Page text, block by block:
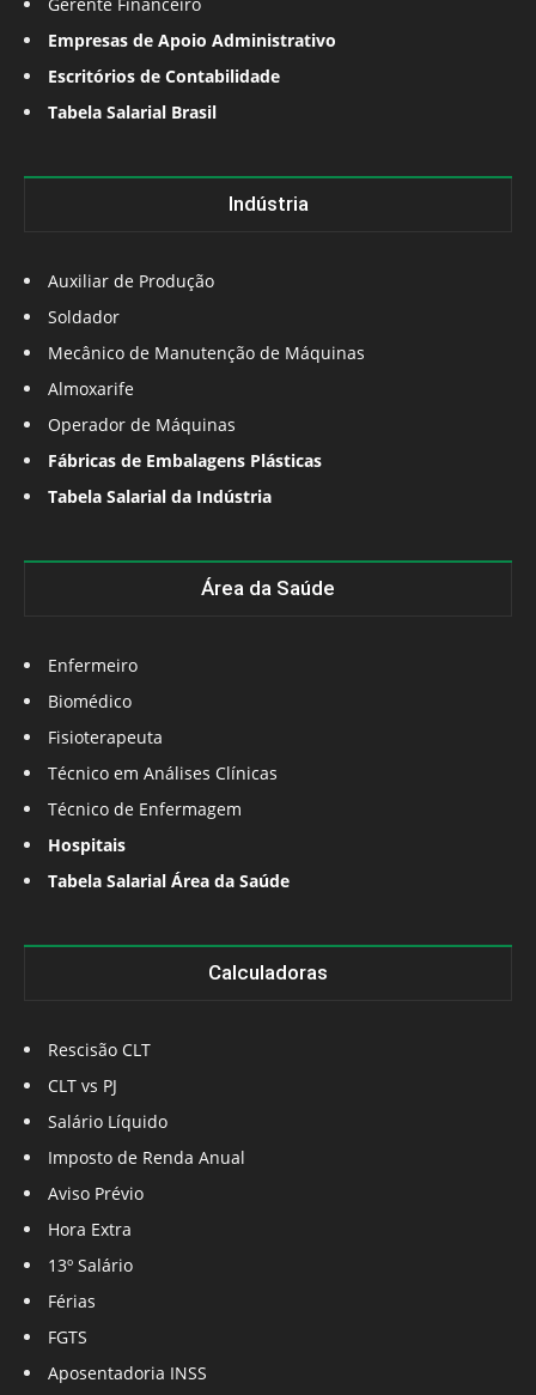
Gerente Financeiro
Empresas de Apoio Administrativo
Escritórios de Contabilidade
Tabela Salarial Brasil
Indústria
Auxiliar de Produção
Soldador
Mecânico de Manutenção de Máquinas
Almoxarife
Operador de Máquinas
Fábricas de Embalagens Plásticas
Tabela Salarial da Indústria
Área da Saúde
Enfermeiro
Biomédico
Fisioterapeuta
Técnico em Análises Clínicas
Técnico de Enfermagem
Hospitais
Tabela Salarial Área da Saúde
Calculadoras
Rescisão CLT
CLT vs PJ
Salário Líquido
Imposto de Renda Anual
Aviso Prévio
Hora Extra
13º Salário
Férias
FGTS
Aposentadoria INSS